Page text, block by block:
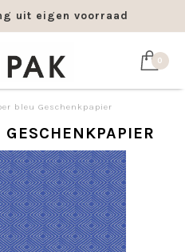
uit eigen voorraad
0
bleu Geschenkpapier